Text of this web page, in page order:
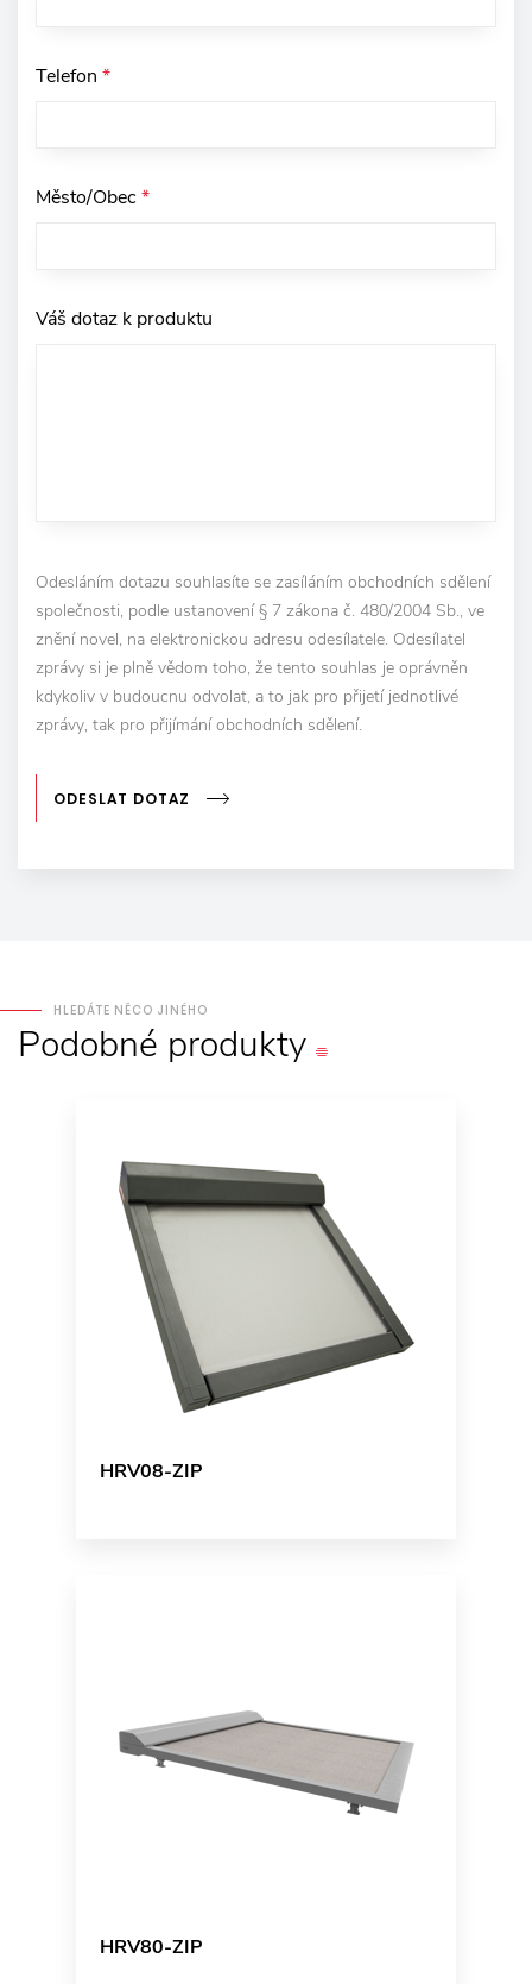
Telefon *
Město/Obec*
Váš dotaz k produktu
Odesláním dotazu souhlasíte se zasíláním obchodních sdělení
společnosti, podle ustanovení § 7 zákona č. 480/2004 Sb., ve
znění novel, na elektronickou adresu odesílatele. Odesílatel
zprávy si je plně vědom toho, že tento souhlas je oprávněn
kdykoliv v budoucnu odvolat, a to jak pro přijetí jednotlivé
zprávy, tak pro přijímání obchodních sdělení.
ODESLAT DOTAZ
HLEDÁTE NĚCO JINÉHO
Podobné produkty
HRV08-ZIP
HRV80-ZIP